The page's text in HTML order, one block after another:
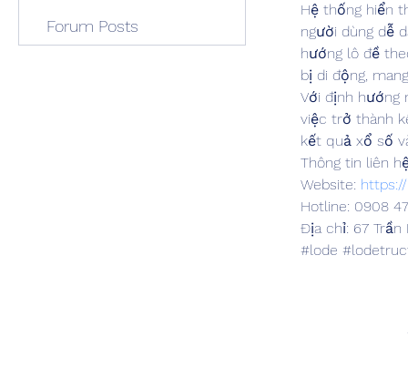
Hệ thống hiển
người dùng dễ
hướng lô đề
bị di động,
Với định hướng
việc trở thành
kết quả xổ số
Thông tin liên
Website:
Hotline: 0908
Địa chỉ: 67 Trần
#lode
Forum Posts